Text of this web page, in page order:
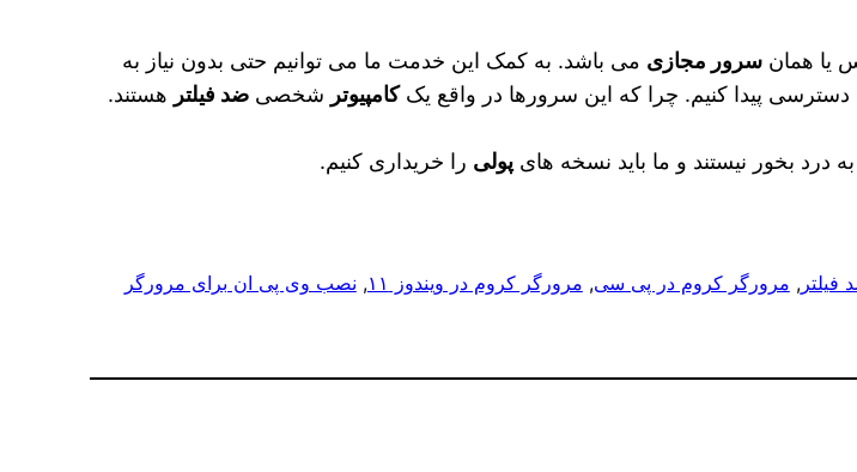
یا همانسرور مجازی می باشد. به کمک این خدمت ما می توانیم حتی بدون نیاز به
دسترسی پیدا کنیم. چرا که این سرورها در واقع یککامپیوتر شخصیضد فیلتر هستند.
درد بخور نیستند و ما باید نسخه هایپولی را خریداری کنیم.
فیلتر, مرورگر کروم در پی سی, مرورگر کروم در ویندوز ۱۱ , نصب وی پی ان برای مرورگر